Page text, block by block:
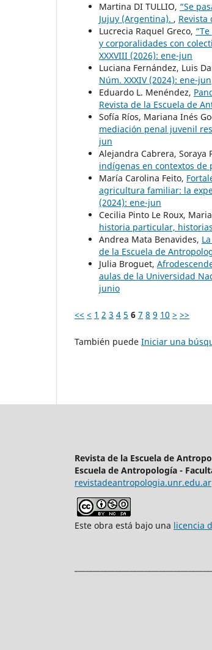
Martina DI TULLIO, “Se
Jujuy (Argentina). , Revista
Lucrecia Raquel Greco,
y corporalidades con
XXXVIII (2026): ene-jun
Luciana Fernández, Luis
Núm. XXXIV (2024): ene-jun
Eduardo L. Menéndez,
Revista de la Escuela de
Sofía Ríos, Mariana Inés
mediación penal juvenil
jun
Alejandra Cabrera, Soraya
indígenas en contextos de
María Carolina Feito,
agricultura familiar: la
(2024): ene-jun
Cecilia Pinto Le Roux,
historia particular,
Andrea Mata Benavides,
de la Escuela de
Julia Broguet,
aulas de la Universidad
junio
<< < 1 2 3 4 5 6 7 8 9 10 > >>
También puede Iniciar una
Revista de la Escuela de
Escuela de Antropología -
revistadeantropologia.unr.edu.ar
Este obra está bajo una licencia